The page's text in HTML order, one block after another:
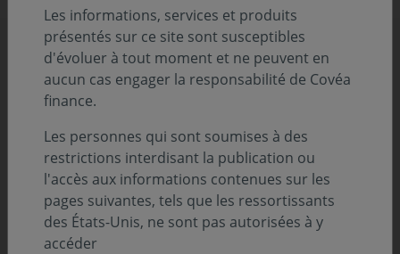
Découvrez d'autres actualités
Les informations, services et produits
présentés sur ce site sont susceptibles
d'évoluer à tout moment et ne peuvent en
aucun cas engager la responsabilité de Covéa
finance.
Les personnes qui sont soumises à des
restrictions interdisant la publication ou
l'accès aux informations contenues sur les
pages suivantes, tels que les ressortissants
des États-Unis, ne sont pas autorisées à y
accéder